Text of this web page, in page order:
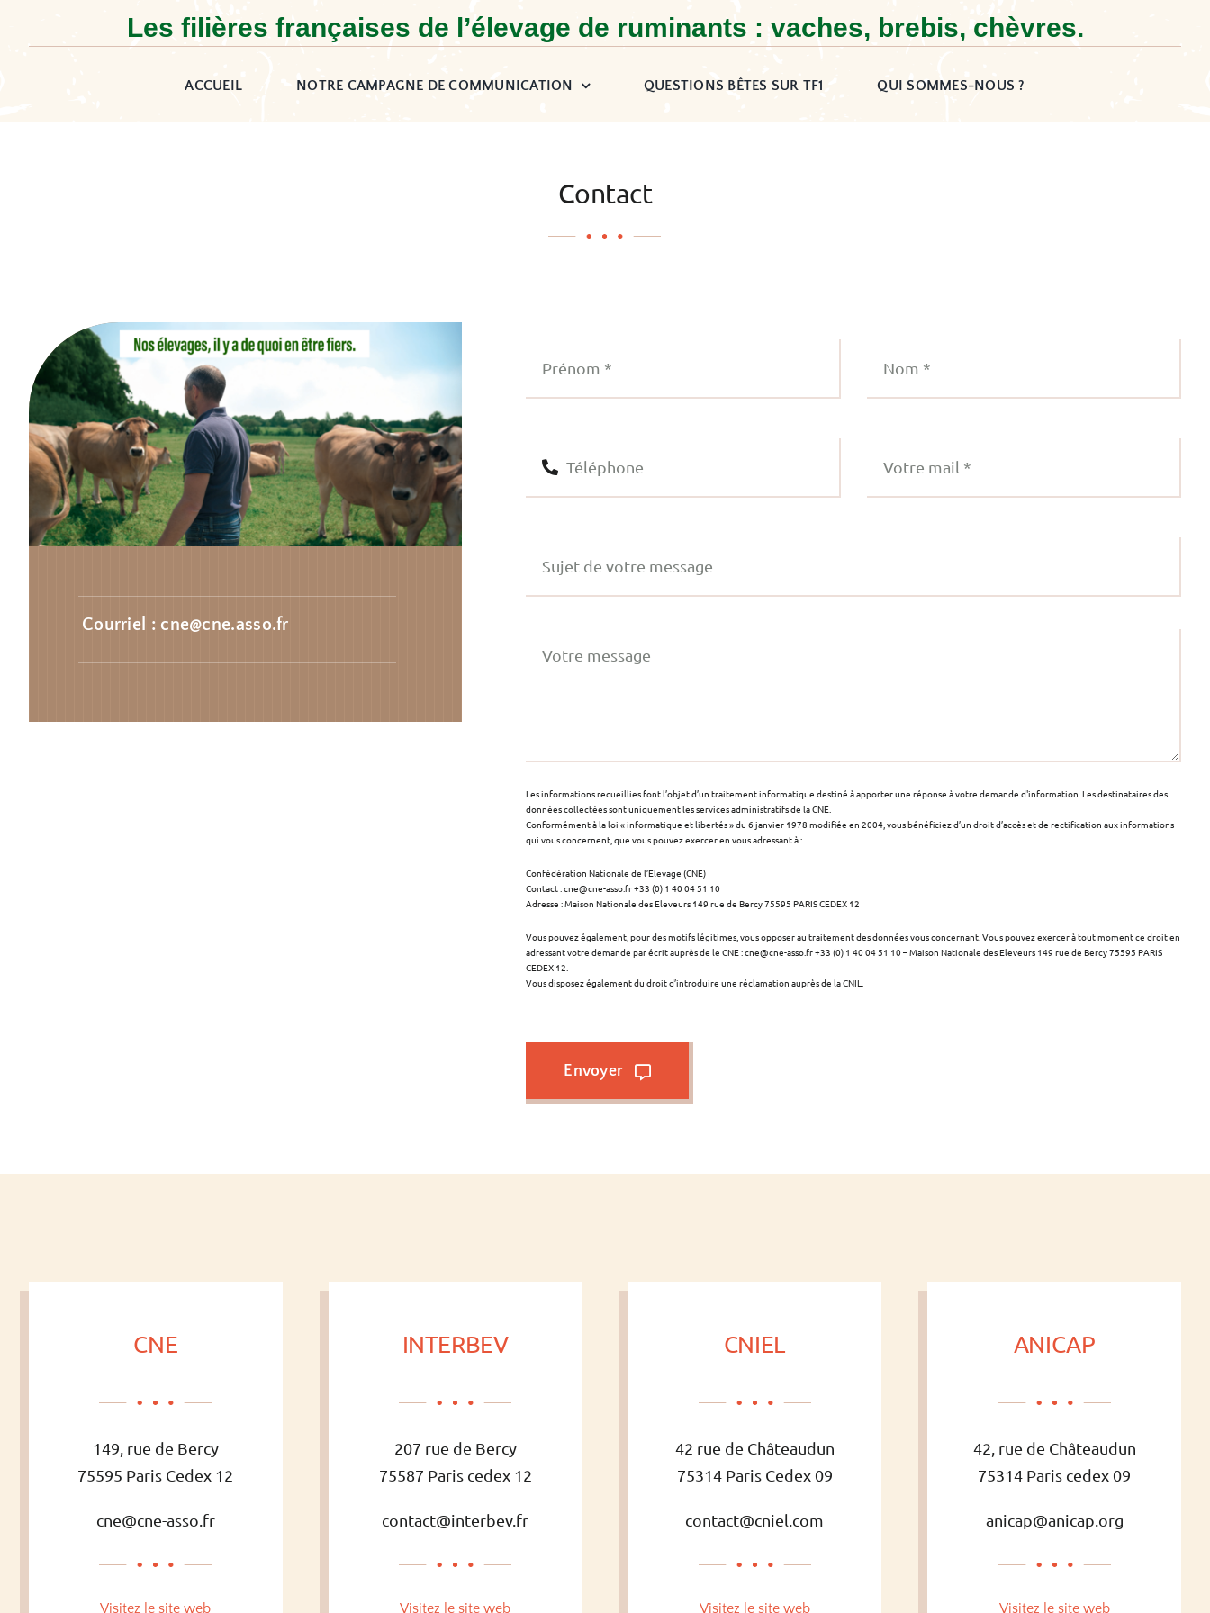
Les filières françaises de l’élevage de ruminants : vaches, brebis, chèvres.
ACCUEIL NOTRE CAMPAGNE DE COMMUNICATION QUESTIONS BÊTES SUR TF1 QUI SOMMES-NOUS ?
Contact
Courriel : cne@cne.asso.fr
Les informations recueillies font l’objet d’un traitement informatique destiné à apporter une réponse à votre demande d'information. Les destinataires des
données collectées sont uniquement les services administratifs de la CNE.
Conformément à la loi « informatique et libertés » du 6 janvier 1978 modifiée en 2004, vous bénéficiez d’un droit d’accès et de rectification aux informations
qui vous concernent, que vous pouvez exercer en vous adressant à :
Confédération Nationale de l’Elevage (CNE)
Contact : cne@cne-asso.fr +33 (0) 1 40 04 51 10
Adresse : Maison Nationale des Eleveurs 149 rue de Bercy 75595 PARIS CEDEX 12
Vous pouvez également, pour des motifs légitimes, vous opposer au traitement des données vous concernant. Vous pouvez exercer à tout moment ce droit en
adressant votre demande par écrit auprès de le CNE : cne@cne-asso.fr +33 (0) 1 40 04 51 10 – Maison Nationale des Eleveurs 149 rue de Bercy 75595 PARIS
CEDEX 12.
Vous disposez également du droit d’introduire une réclamation auprès de la CNIL.
Envoyer
CNE
149, rue de Bercy
75595 Paris Cedex 12
cne@cne-asso.fr
Visitez le site web
INTERBEV
207 rue de Bercy
75587 Paris cedex 12
contact@interbev.fr
Visitez le site web
CNIEL
42 rue de Châteaudun
75314 Paris Cedex 09
contact@cniel.com
Visitez le site web
ANICAP
42, rue de Châteaudun
75314 Paris cedex 09
anicap@anicap.org
Visitez le site web